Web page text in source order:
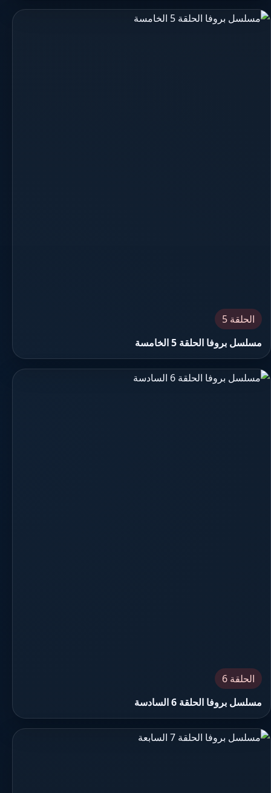
الحلقة 5
مسلسل بروفا الحلقة 5 الخامسة
الحلقة 6
مسلسل بروفا الحلقة 6 السادسة